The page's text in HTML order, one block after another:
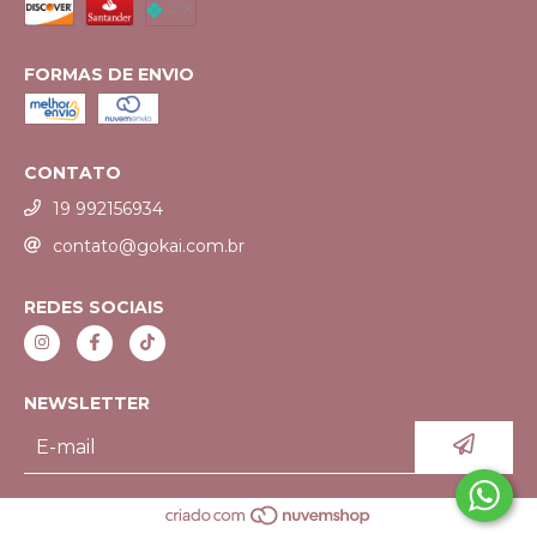
FORMAS DE ENVIO
CONTATO
19 992156934
contato@gokai.com.br
REDES SOCIAIS
NEWSLETTER